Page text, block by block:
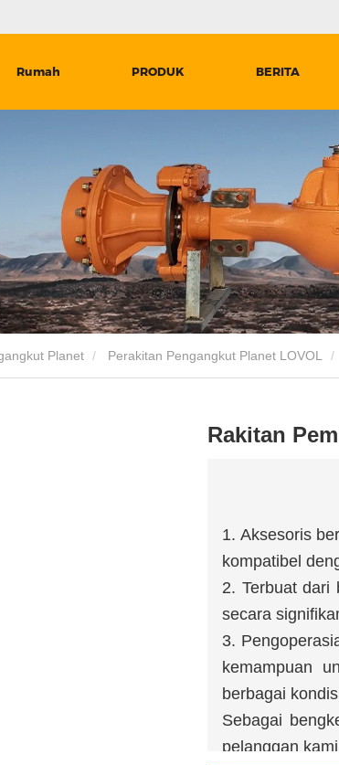
Rumah PRODUK BERITA
Planet Perakitan Pengangkut Planet LOVOL
Rakitan
1. Aksesoris
kompatibel
2. Terbuat dari
secara
3.
kemampuan
berbagai
Sebagai
pelanggan